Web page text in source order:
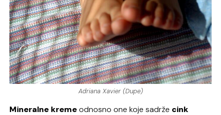
Adriana Xavier (Dupe)
Mineralne kremeodnosno one koje sadrže cink